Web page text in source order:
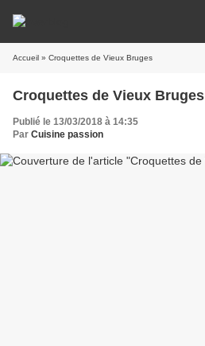
Accueil » Croquettes de Vieux Bruges
Croquettes de Vieux Bruges
Publié le 13/03/2018 à 14:35
Par Cuisine passion